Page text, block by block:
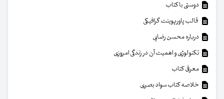
دوستی با کتاب
قالب پاورپوینت گرافیکی
درباره محسن رضایی
تکنولوژی و اهمیت آن در زندگی امروزی
معرفی کتاب
خلاصه کتاب سواد بصری